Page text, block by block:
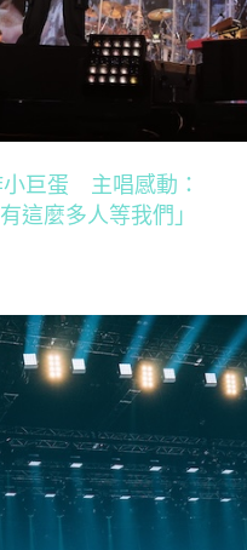
小巨蛋 主唱感動：
這麼多人等我們」